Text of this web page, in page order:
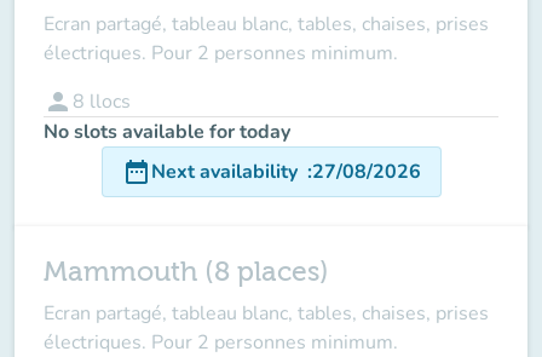
Ecran partagé, tableau blanc, tables, chaises, prises
électriques. Pour 2 personnes minimum.
person 8 llocs
No slots available for today
date_rangeNext availability :27/08/2026
Mammouth (8 places)
Ecran partagé, tableau blanc, tables, chaises, prises
électriques. Pour 2 personnes minimum.